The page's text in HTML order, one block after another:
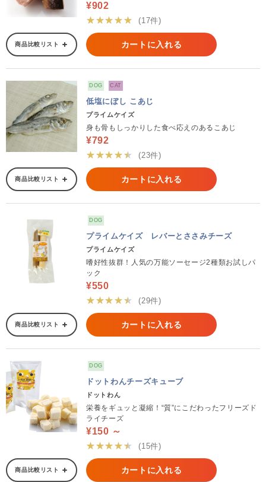
¥902
★★★★★
(17件)
商品比較リスト カートに入れる
DOG CAT
低塩にぼし こあじ
プライムケイズ
身も骨もしっかりした食べ応えのあるこあじ
¥792
★★★★★
(23件)
商品比較リスト カートに入れる
DOG
プライムケイズ レバーとささみチーズ
プライムケイズ
嗜好性抜群！人気の万能ソーセージ2種類お試しパ
ック
¥550
★★★★★
(29件)
商品比較リスト カートに入れる
DOG
ドットわんチーズキューブ
ドットわん
栄養をギュッと凝縮！“質”にこだわったフリーズド
ライチーズ
¥150 ～
★★★★★
(15件)
商品比較リスト カートに入れる